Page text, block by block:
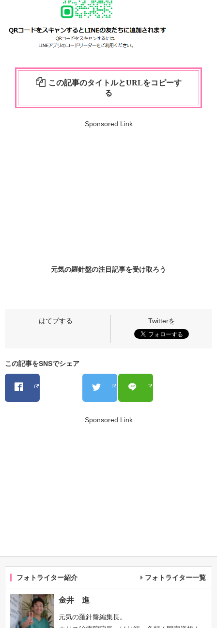
この記事のタイトルとURLをコピーす
る
Sponsored Link
元気の羅針盤の注目記事を受け取ろう
この記事をSNSでシェア
Sponsored Link
フォトライター紹介 フォトライター一覧
金井 進
元気の羅針盤編集長。